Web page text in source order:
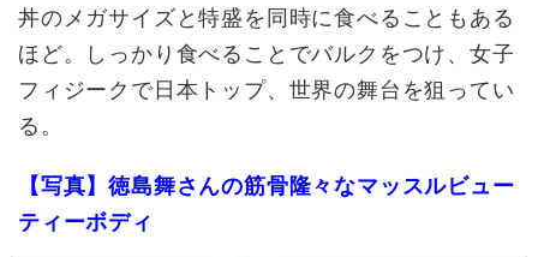
丼のメガサイズと特盛を同時に食べることもある
ほど。しっかり食べることでバルクをつけ、女子
フィジークで日本トップ、世界の舞台を狙ってい
る。
【写真】徳島舞さんの筋骨隆々なマッスルビュー
ティーボディ